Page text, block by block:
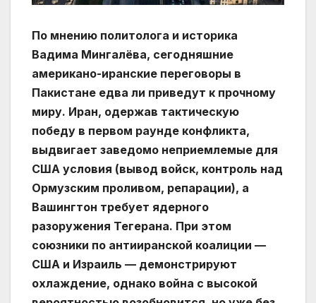
По мнению политолога и историка
Вадима Мингалёва, сегодняшние
американо-иранские переговоры в
Пакистане едва ли приведут к прочному
миру. Иран, одержав тактическую
победу в первом раунде конфликта,
выдвигает заведомо неприемлемые для
США условия (вывод войск, контроль над
Ормузским проливом, репарации), а
Вашингтон требует ядерного
разоружения Тегерана. При этом
союзники по антииранской коалиции —
США и Израиль — демонстрируют
охлаждение, однако война с высокой